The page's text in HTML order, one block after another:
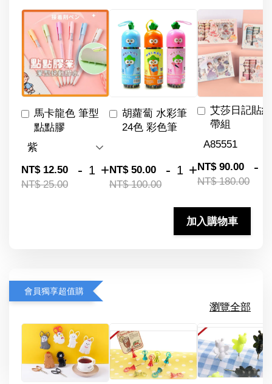
馬卡龍色 筆型
點點膠
NT$ 12.50
NT$ 25.00
- +
胡蘿蔔 水彩筆
24色 彩色筆
NT$ 50.00
NT$ 100.00
- +
艾莎日記貼
帶組
NT$ 90.00
NT$ 180.00
-
加入購物車
會員獨享超值購
瀏覽全部